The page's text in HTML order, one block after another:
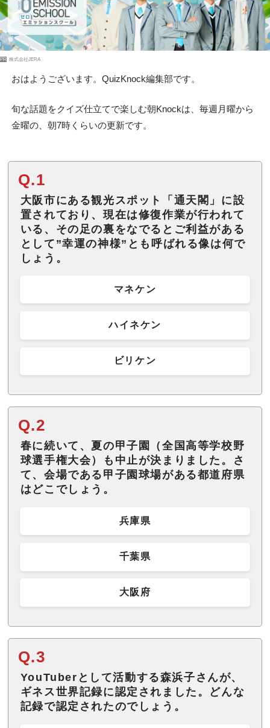
PR 株式会社JERA
おはようございます。QuizKnock編集部です。
旬な話題をクイズ仕立てで楽しむ朝Knockは、毎週月曜から
金曜の、朝7時くらいの更新です。
Q.1
大阪市にある観光スポット「通天閣」に設
置されており、現在は修復作業が行われて
いる、その足の裏をなでるとご利益がある
として”幸運の神様”とも呼ばれる像は何で
しょう。
マネケン
ハイネケン
ビリケン
Q.2
春に続いて、夏の甲子園（全国高等学校野
球選手権大会）も中止が決まりました。さ
て、会場である甲子園球場がある都道府県
はどこでしょう。
兵庫県
千葉県
大阪府
Q.3
YouTuberとして活動する森浜子さんが、
ギネス世界記録に認定されました。どんな
記録で認定されたのでしょう。